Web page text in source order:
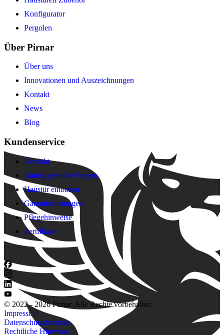
Konfigurator
Pergolen
Über Pirnar
Über uns
Innovationen und Auszeichnungen
Kontakt
News
Blog
Kundenservice
Kontakt
Häufig gestellte Fragen
Haustür einbauen
Garantieleistungen
Pflegehinweise
Zertifikate
© 2022 - 2026 Pirnar. Alle Rechte vorbehalten.
Impressum
Datenschutzrichtlinie
Rechtliche Hinweise